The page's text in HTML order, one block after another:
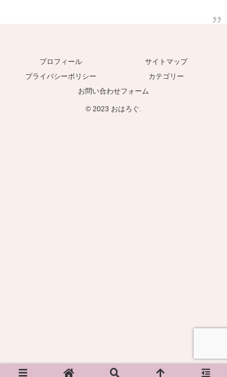
プロフィール
サイトマップ
プライバシーポリシー
カテゴリー
お問い合わせフォーム
© 2023 おはろぐ.